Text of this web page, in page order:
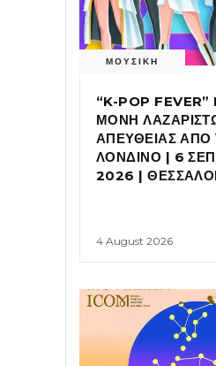
ΜΟΥΣΙΚΗ
“K-POP FEVER”
ΜΟΝΗ
ΑΠΕΥΘΕΙΑΣ ΑΠΟ
ΛΟΝΔΙΝΟ | 6
2026 |
4 August 2026